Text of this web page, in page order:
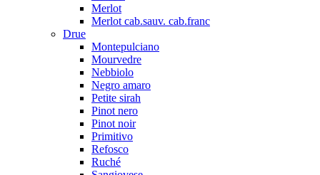
Merlot
Merlot cab.sauv. cab.franc
Drue
Montepulciano
Mourvedre
Nebbiolo
Negro amaro
Petite sirah
Pinot nero
Pinot noir
Primitivo
Refosco
Ruché